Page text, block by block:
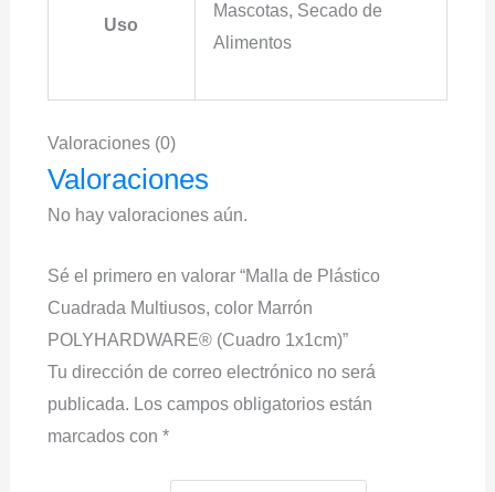
Uso
Mascotas, Secado de
Alimentos
Valoraciones (0)
Valoraciones
No hay valoraciones aún.
Sé el primero en valorar “Malla de Plástico
Cuadrada Multiusos, color Marrón
POLYHARDWARE® (Cuadro 1x1cm)”
Tu dirección de correo electrónico no será
publicada. Los campos obligatorios están
marcados con *